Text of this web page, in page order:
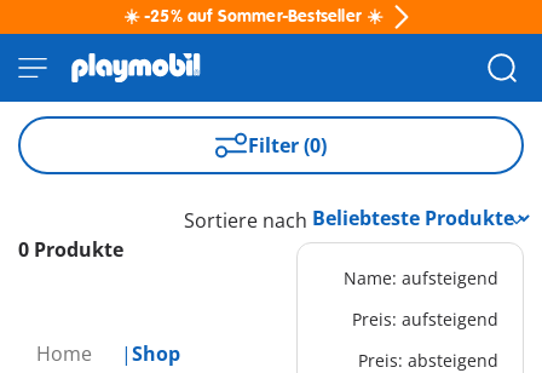
☀️ -25% auf Sommer-Bestseller ☀️
Home Shop
Filter (0)
0 Produkte
Sortiere nach
Name: aufsteigend
Preis: aufsteigend
Preis: absteigend